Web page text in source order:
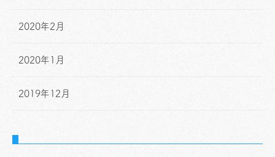
2020年2月
2020年1月
2019年12月